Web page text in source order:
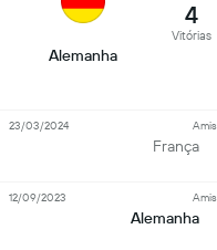
Alemanha
4
Vitórias
França
23/03/2024
Alemanha
12/09/2023